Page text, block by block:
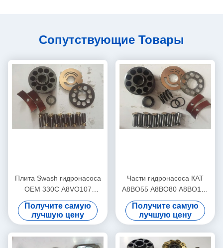
Сопутствующие Товары
Плита Swash гидронасоса
OEM 330C A8VO107
A8VO200
Получите самую
лучшую цену
Части гидронасоса КАТ
А8ВО55 А8ВО80 А8ВО107
запасные 5 месяцев
гарантии
Получите самую
лучшую цену